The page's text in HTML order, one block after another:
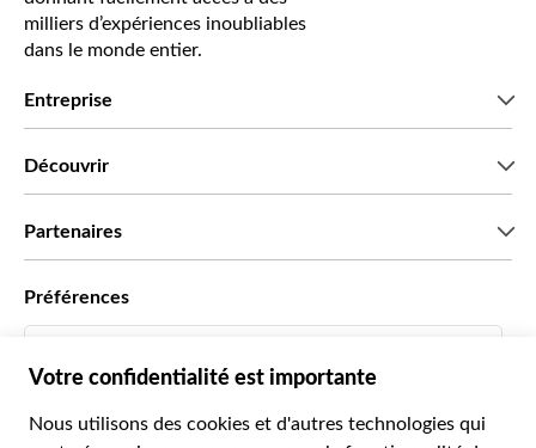
milliers d’expériences inoubliables
dans le monde entier.
Entreprise
Découvrir
Partenaires
Agences de voyages
Devenir Fournisseur
Become a Distribution Partner
Préférences
Italiano